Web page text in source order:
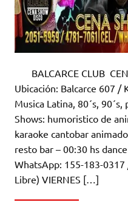
BALCARCE CLUB
Ubicación: Balcarce 607 /
Musica Latina, 80´s,
Shows: humoristico de
karaoke cantobar
resto bar – 00:30 hs
WhatsApp: 155-183-
Libre) VIERNES […]